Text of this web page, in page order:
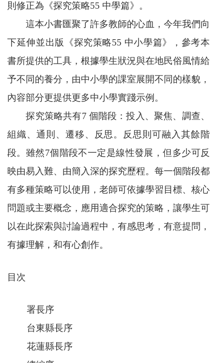
則修正為《探究策略55 中學篇》。
這本小書匯聚了許多教師的心血，今年我們向
下延伸並出版《探究策略55 中小學篇》，參考本
書所提供的工具，根據學生狀況與在地民俗風情給
予不同的養分，由中小學的課室展開不同的樣貌，
內容部分更提供更多中小學實踐示例。
探究策略共有7 個階段：投入、聚焦、調查、
組織、通則、遷移、反思。反思則可融入其餘階
段。雖然7個階段不一定是線性發展，但多少可反
映由易入難、由簡入深的探究歷程。每一個階段都
有多種策略可以使用，老師可依據學習目標、核心
問題或主要概念，應用適合探究的策略，讓學生可
以在此探索與討論過程中，有感思考，有意提問，
有據理解，和有心創作。
目次
署長序
台東縣長序
花蓮縣長序